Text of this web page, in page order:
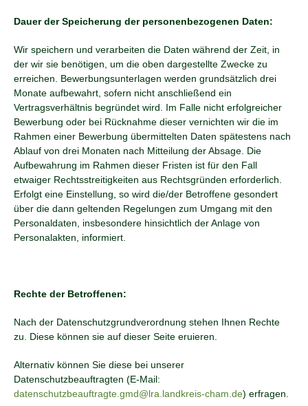
Dauer der Speicherung der personenbezogenen Daten:
Wir speichern und verarbeiten die Daten während der Zeit, in
der wir sie benötigen, um die oben dargestellte Zwecke zu
erreichen. Bewerbungsunterlagen werden grundsätzlich drei
Monate aufbewahrt, sofern nicht anschließend ein
Vertragsverhältnis begründet wird. Im Falle nicht erfolgreicher
Bewerbung oder bei Rücknahme dieser vernichten wir die im
Rahmen einer Bewerbung übermittelten Daten spätestens nach
Ablauf von drei Monaten nach Mitteilung der Absage. Die
Aufbewahrung im Rahmen dieser Fristen ist für den Fall
etwaiger Rechtsstreitigkeiten aus Rechtsgründen erforderlich.
Erfolgt eine Einstellung, so wird die/der Betroffene gesondert
über die dann geltenden Regelungen zum Umgang mit den
Personaldaten, insbesondere hinsichtlich der Anlage von
Personalakten, informiert.
Rechte der Betroffenen:
Nach der Datenschutzgrundverordnung stehen Ihnen Rechte
zu. Diese können sie auf dieser Seite eruieren.
Alternativ können Sie diese bei unserer
Datenschutzbeauftragten (E-Mail:
datenschutzbeauftragte.gmd@lra.landkreis-cham.de) erfragen.